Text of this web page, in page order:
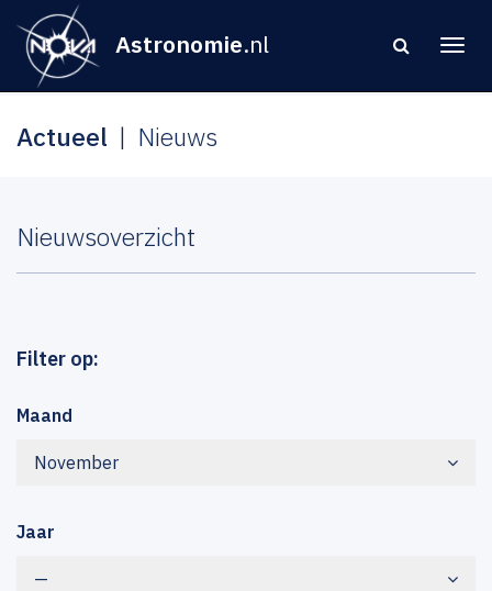
Astronomie.nl
Actueel Nieuws
Nieuwsoverzicht
Filter op:
Maand
November
Jaar
—